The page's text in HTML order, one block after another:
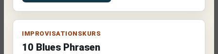
IMPROVISATIONSKURS
10 Blues Phrasen